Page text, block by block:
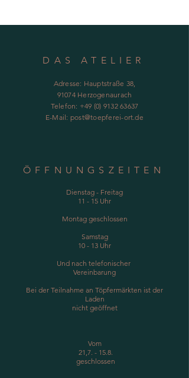
DAS ATELIER
Adresse: Hauptstraße 38,
91074 Herzogenaurach
Telefon: +49 (0) 9132 63637
E-Mail: post@toepferei-ort.de
ÖFFNUNGSZEITEN
Dienstag - Freitag
11 - 15 Uhr
Montag geschlossen
Samstag
10 - 13 Uhr
Und nach telefonischer
Vereinbarung
Bei der Teilnahme an Töpfermärkten ist der
Laden
nicht geöffnet
Vom​
21,7. - 15.8.
geschlossen